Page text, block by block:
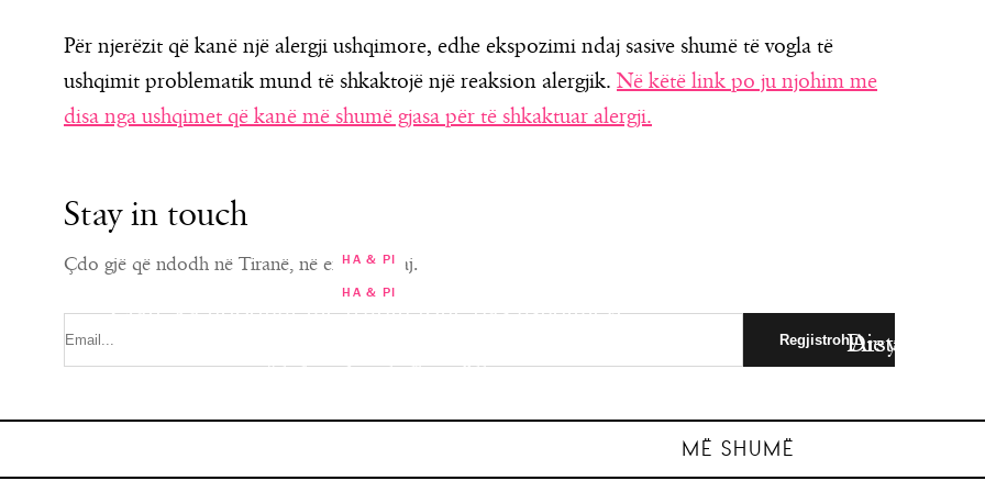
Për njerëzit që kanë një alergji ushqimore, edhe ekspozimi ndaj sasive shumë të vogla të
ushqimit problematik mund të shkaktojë një reaksion alergjik. Në këtë link po ju njohim me
disa nga ushqimet që kanë më shumë gjasa për të shkaktuar alergji.
Stay in touch
Çdo gjë që ndodh në Tiranë, në emailin tuaj.
MË SHUMË
HA & PI
Çfarë ka ndodhur me trupin tonë pas ushqimeve
“Është fryrje dhe…”
MARISA KARABECI
Arsyet e
HA & PI
parandalimin e diabetit dhe…
MARISA KARABECI
Dieta e